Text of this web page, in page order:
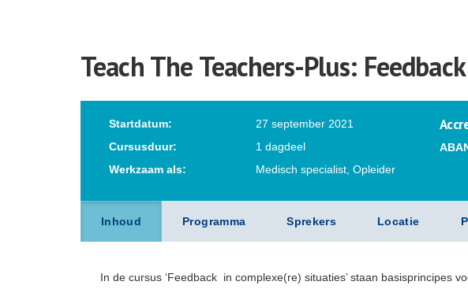
Teach The Teachers-Plus:
Startdatum:
27 september 2021
Cursusduur:
1 dagdeel
Werkzaam als:
Medisch specialist, Opleider
Inhoud Programma Sprekers Locatie
In de cursus ‘Feedback in complexe(re) situaties’ staan basisprincipes